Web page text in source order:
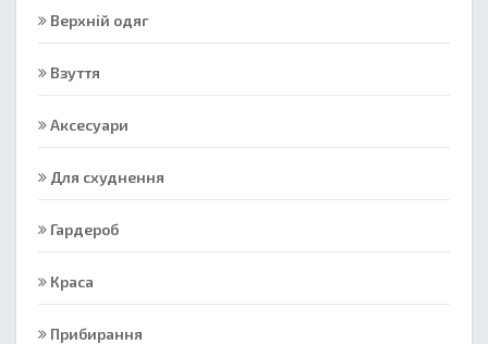
Верхній одяг
Взуття
Аксесуари
Для схуднення
Гардероб
Краса
Прибирання